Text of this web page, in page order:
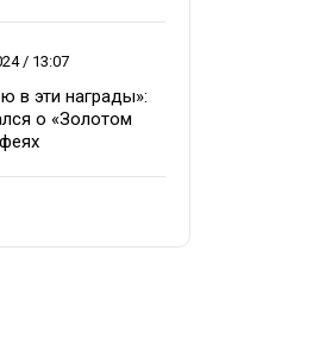
/ 13:07
в эти награды»:
о «Золотом